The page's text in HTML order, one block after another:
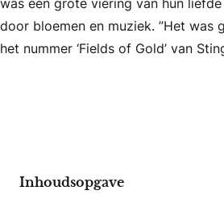
door bloemen en muziek. ”Het was
het nummer ‘Fields of Gold’ van
Inhoudsopgave